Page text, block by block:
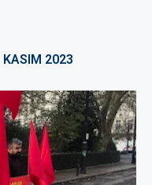
KASIM 2023